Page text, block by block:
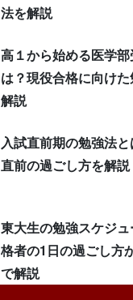
法を解説
高１から始める医学
は？現役合格に向け
解説
入試直前期の勉強法
直前の過ごし方を解説
東大生の勉強スケジ
格者の1日の過ごし方
で解説